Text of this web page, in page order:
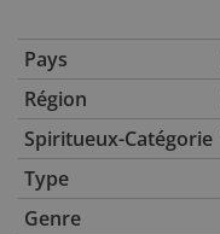
Pays
Région
Spiritueux-Catégorie
Type
Genre